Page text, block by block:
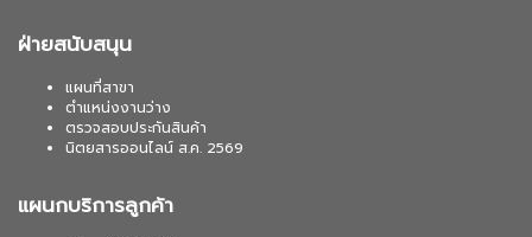
ฝ่ายสนับสนุน
แผนที่สาขา
ตำแหน่งงานว่าง
ตรวจสอบประกันสินค้า
นิตยสารออนไลน์ ส.ค. 2569
แผนกบริการลูกค้า